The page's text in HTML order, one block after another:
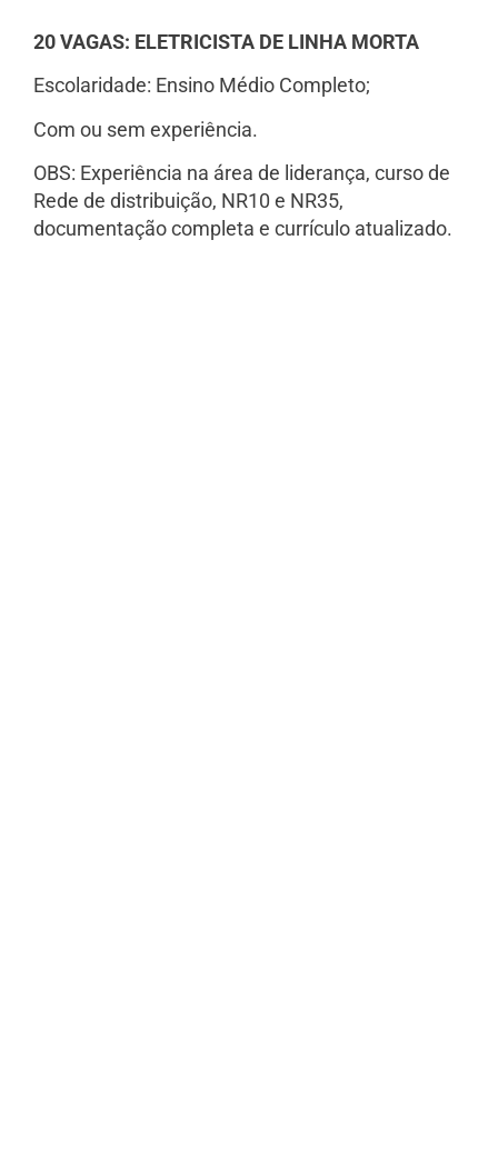
20 VAGAS: ELETRICISTA DE LINHA MORTA
Escolaridade: Ensino Médio Completo;
Com ou sem experiência.
OBS: Experiência na área de liderança, curso de
Rede de distribuição, NR10 e NR35,
documentação completa e currículo atualizado.